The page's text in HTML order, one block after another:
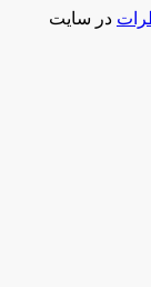
در سایت